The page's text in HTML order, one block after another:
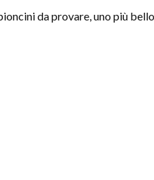
da provare, uno più